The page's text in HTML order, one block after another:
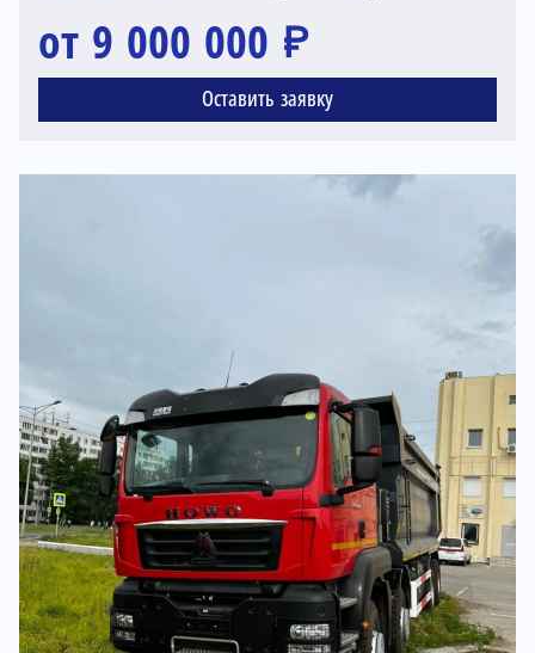
от 9 000 000 ₽
Оставить заявку